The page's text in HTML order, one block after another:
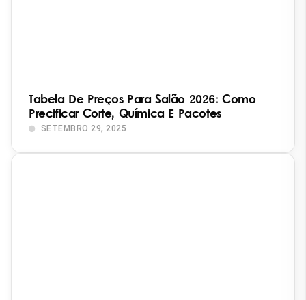
Tabela De Preços Para Salão 2026: Como
Precificar Corte, Química E Pacotes
SETEMBRO 29, 2025